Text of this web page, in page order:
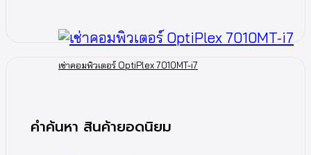
เช่าคอมพิวเตอร์ OptiPlex 7010MT-i7
คำค้นหา สินค้ายอดนิยม